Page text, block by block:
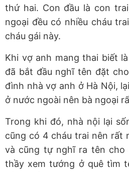
thứ hai. Con đầu là con
ngoại đều có nhiều cháu
cháu gái này.
Khi vợ anh mang thai biết
đã bắt đầu nghĩ tên đặt
đình nhà vợ anh ở Hà Nội,
ở nước ngoài nên bà ngoại
Trong khi đó, nhà nội lại
cũng có 4 cháu trai nên rất
và cũng tự nghĩ ra tên cho
thầy xem tướng ở quê tìm